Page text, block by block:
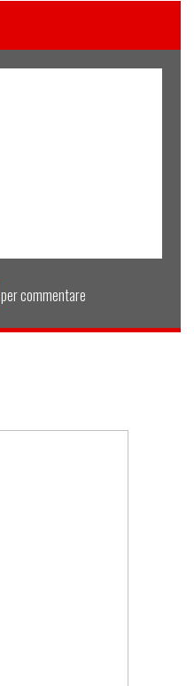
per commentare